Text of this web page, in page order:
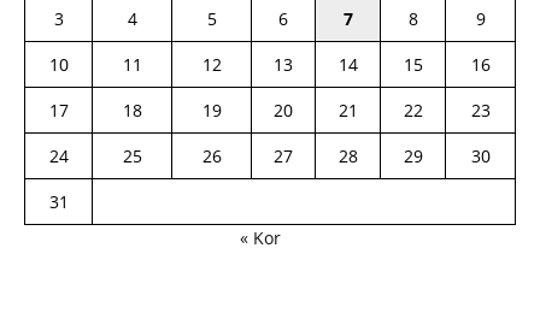
3
4 5 6 7 8
9
10
11 12 13 14 15
16
17
18 19 20 21 22
23
24
25 26 27 28 29
30
31
« Kor